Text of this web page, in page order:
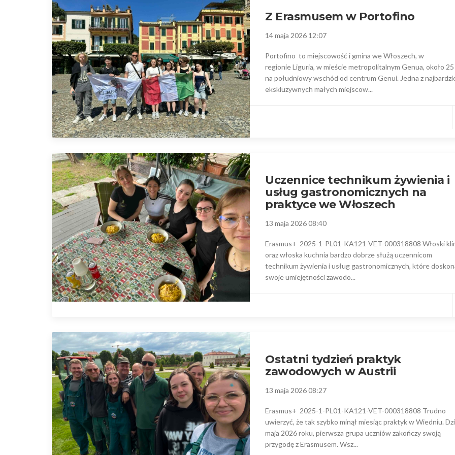
Z Erasmusem w Portofino
14 maja 2026 12:07
Portofino to miejscowość i gmina we Włoszech, w
regionie Liguria, w mieście metropolitalnym Genua, około 25
na południowy wschód od centrum Genui. Jedna z
ekskluzywnych małych miejscow...
Uczennice technikum żywienia i
usług gastronomicznych na
praktyce we Włoszech
13 maja 2026 08:40
Erasmus+ 2025-1-PL01-KA121-VET-000318808 Włoski
oraz włoska kuchnia bardzo dobrze służą uczennicom
technikum żywienia i usług gastronomicznych, które
swoje umiejętności zawodo...
Ostatni tydzień praktyk
zawodowych w Austrii
13 maja 2026 08:27
Erasmus+ 2025-1-PL01-KA121-VET-000318808 Trudno
uwierzyć, że tak szybko minął miesiąc praktyk w Wiedniu.
maja 2026 roku, pierwsza grupa uczniów zakończy swoją
przygodę z Erasmusem. Wsz...